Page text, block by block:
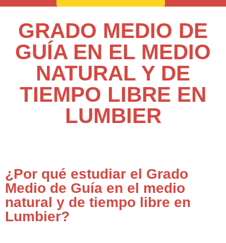
GRADO MEDIO DE
GUÍA EN EL MEDIO
NATURAL Y DE
TIEMPO LIBRE EN
LUMBIER
¿Por qué estudiar el Grado
Medio de Guía en el medio
natural y de tiempo libre en
Lumbier?